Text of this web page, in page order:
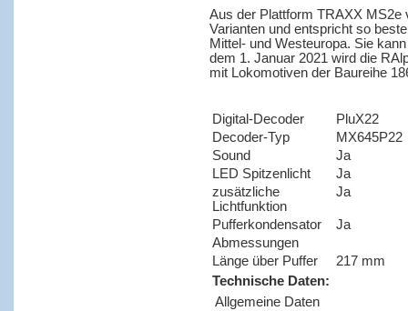
Aus der Plattform TRAXX MS2e
Varianten und entspricht so
Mittel- und Westeuropa. Sie
dem 1. Januar 2021 wird die
mit Lokomotiven der Baureihe
Digital-Decoder
PluX22
Decoder-Typ
MX645P22
Sound
Ja
LED Spitzenlicht
Ja
zusätzliche
Lichtfunktion
Ja
Pufferkondensator
Ja
Abmessungen
Länge über Puffer
217 mm
Technische Daten:
Allgemeine Daten